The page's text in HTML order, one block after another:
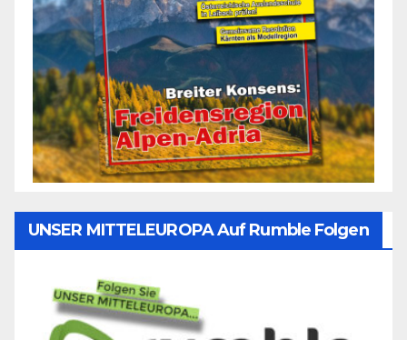
UNSER MITTELEUROPA Auf Rumble Folgen